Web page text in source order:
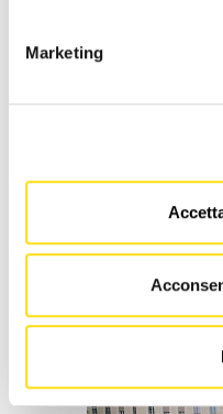
Marketing
Antonio Tajani
Giovanni Toti:
degli Esteri
Emmanuel Cuccu